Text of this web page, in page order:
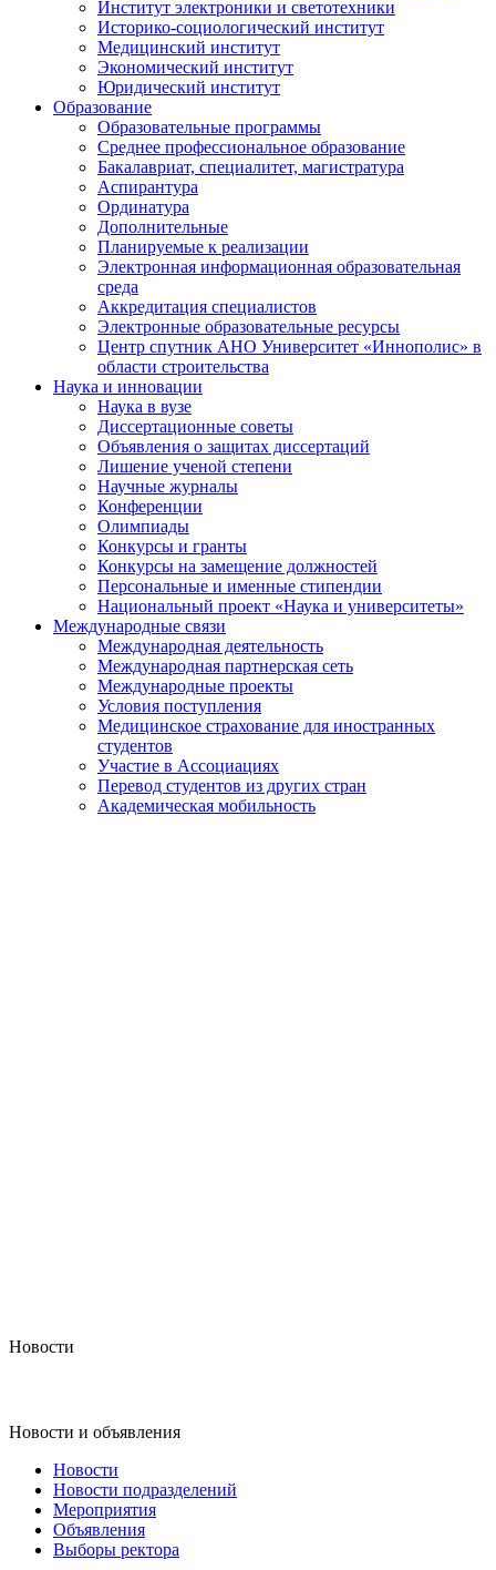
Институт электроники и светотехники
Историко-социологический институт
Медицинский институт
Экономический институт
Юридический институт
Образование
Образовательные программы
Среднее профессиональное образование
Бакалавриат, специалитет, магистратура
Аспирантура
Ординатура
Дополнительные
Планируемые к реализации
Электронная информационная образовательная
среда
Аккредитация специалистов
Электронные образовательные ресурсы
Центр спутник АНО Университет «Иннополис» в
области строительства
Наука и инновации
Наука в вузе
Диссертационные советы
Объявления о защитах диссертаций
Лишение ученой степени
Научные журналы
Конференции
Олимпиады
Конкурсы и гранты
Конкурсы на замещение должностей
Персональные и именные стипендии
Национальный проект «Наука и университеты»
Международные связи
Международная деятельность
Международная партнерская сеть
Международные проекты
Условия поступления
Медицинское страхование для иностранных
студентов
Участие в Ассоциациях
Перевод студентов из других стран
Академическая мобильность
Новости
Новости и объявления
Новости
Новости подразделений
Мероприятия
Объявления
Выборы ректора